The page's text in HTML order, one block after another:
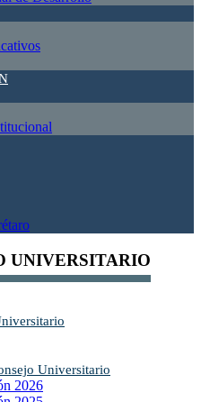
UNIVERSITARIO
Universitario
2026